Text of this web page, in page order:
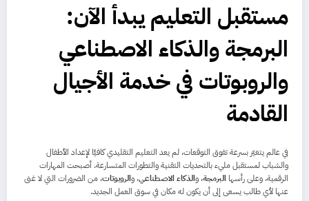
مستقبل التعليم يبدأ الآن:
البرمجة والذكاء الاصطناعي
والروبوتات في خدمة الأجيال
القادمة
في عالم يتغيّر بسرعة تفوق التوقعات، لم يعد التعليم التقليدي كافيًا لإعداد الأطفال
والشباب لمستقبل مليء بالتحديات التقنية والتطورات المتسارعة. أصبحت المهارات
الرقمية، وعلى رأسها البرمجة، والذكاء الاصطناعي، والروبوتات، من الضرورات التي لا غنى
عنها لأي طالب يسعى إلى أن يكون له مكان في سوق العمل الجديد.